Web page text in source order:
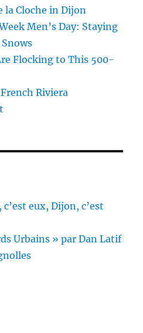
la Cloche in Dijon
Men’s Day: Staying
Flocking to This 500-
Riviera
eux, Dijon, c’est
Urbains » par Dan Latif